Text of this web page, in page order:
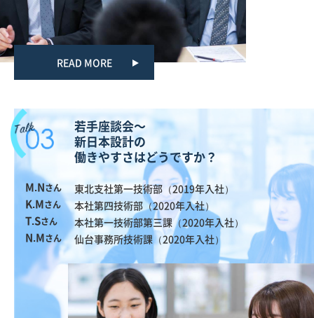
READ MORE
若手座談会～
新日本設計の
働きやすさはどうですか？
M.Nさん 東北支社第一技術部（2019年入社）
K.Mさん 本社第四技術部（2020年入社）
T.Sさん 本社第一技術部第三課 （2020年入社）
N.Mさん 仙台事務所技術課（2020年入社）